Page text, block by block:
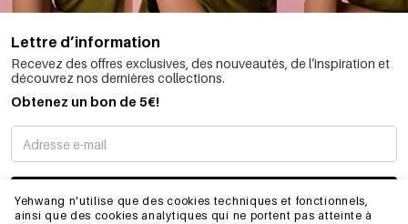
Yehwang n'utilise que des cookies techniques et fonctionnels,
ainsi que des cookies analytiques qui ne portent pas atteinte à
Lettre d’information
Recevez des offres exclusives, des nouveautés, de l’inspiration et
découvrez nos dernières collections.
Obtenez un bon de 5€!
JE M’INSCRIS